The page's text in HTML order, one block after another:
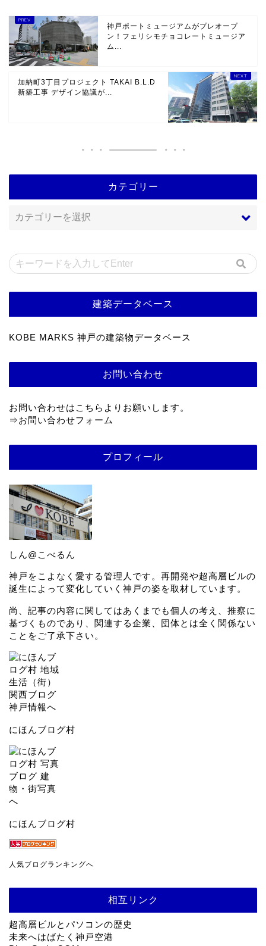
神戸ポートミュージアムがプレオープ
ン！フェリシモチョコレートミュージア
ム...
加納町3丁目プロジェクト TAKAI B.L.D
新築工事 デザイン協議が...
カテゴリー
建築データベース
KOBE MARKS 神戸の建築物データベース
お問い合わせ
お問い合わせはこちらよりお願いします。
⇒お問い合わせフォーム
プロフィール
しん@こべるん
神戸をこよなく愛する管理人です。再開発や超高層ビルの
誕生によって変化していく神戸の姿を取材しています。
尚、記事の内容に関してはあくまでも個人の考え、推察に
基づくものであり、関連する企業、団体とは全く関係ない
ことをご了承下さい。
にほんブログ村
にほんブログ村
人気ブログランキングへ
相互リンク
超高層ビルとパソコンの歴史
未来へはばたく神戸空港